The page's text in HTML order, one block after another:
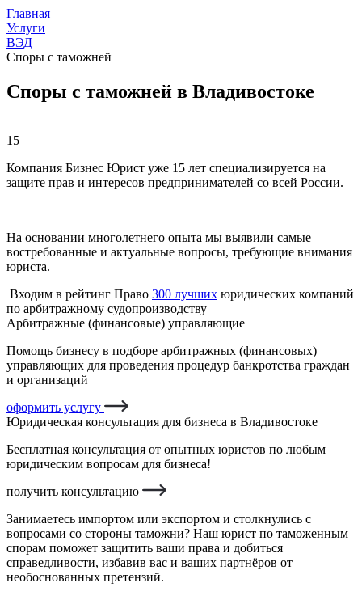
Главная
Услуги
ВЭД
Споры с таможней
Споры с таможней в Владивостоке
15
Компания Бизнес Юрист уже 15 лет специализируется на
защите прав и интересов предпринимателей со всей России.
На основании многолетнего опыта мы выявили самые
востребованные и актуальные вопросы, требующие внимания
юриста.
Входим в рейтинг Право 300 лучших юридических компаний
по арбитражному судопроизводству
Арбитражные (финансовые) управляющие
Помощь бизнесу в подборе арбитражных (финансовых)
управляющих для проведения процедур банкротства граждан
и организаций
оформить услугу
Юридическая консультация для бизнеса в Владивостоке
Бесплатная консультация от опытных юристов по любым
юридическим вопросам для бизнеса!
получить консультацию
Занимаетесь импортом или экспортом и столкнулись с
вопросами со стороны таможни? Наш юрист по таможенным
спорам поможет защитить ваши права и добиться
справедливости, избавив вас и ваших партнёров от
необоснованных претензий.